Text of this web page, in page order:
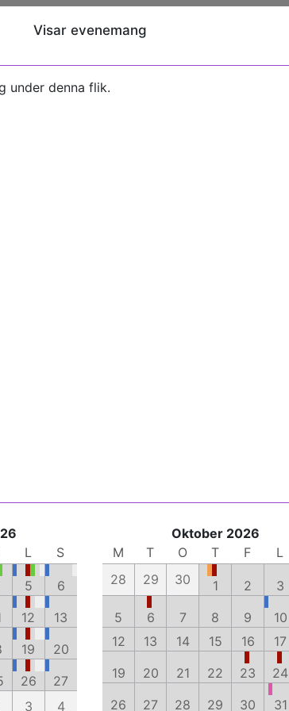
Visar evenemang
under denna flik.
L
S
5
6
12
13
19
20
26
27
3 4
Oktober 2026
M
T O T F L
28
29 30 1 2 3
5
6 7 8 9 10
12
13 14 15 16 17
19
20 21 22 23 24
26
27 28 29 30 31